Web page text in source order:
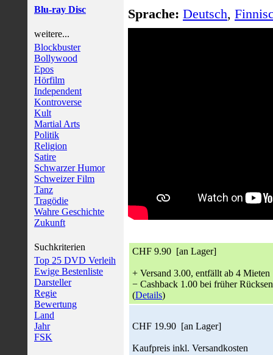
Blu-ray Disc
weitere...
Blockbuster
Bollywood
Epos
Hörfilm
Independent
Kontroverse
Kult
Martial Arts
Politik
Religion
Satire
Schwarzer Humor
Schweizer Film
Tanz
Tragödie
Wahre Geschichte
Zukunft
Suchkriterien
Top 25 DVD Verleih
Ewige Bestenliste
Darsteller
Regie
Bewertung
Land
Jahr
FSK
Sprache: Deutsch,
CHF 9.90 [an Lager]
+ Versand 3.00, entfällt ab 4 Mieten
− Cashback 1.00 bei früher
(Details)
CHF 19.90 [an Lager]
Kaufpreis inkl. Versandkosten